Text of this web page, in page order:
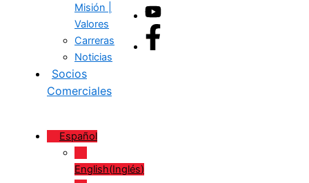
Misión |
Valores
Carreras
Noticias
Socios
Comerciales
Español
English(Inglés)